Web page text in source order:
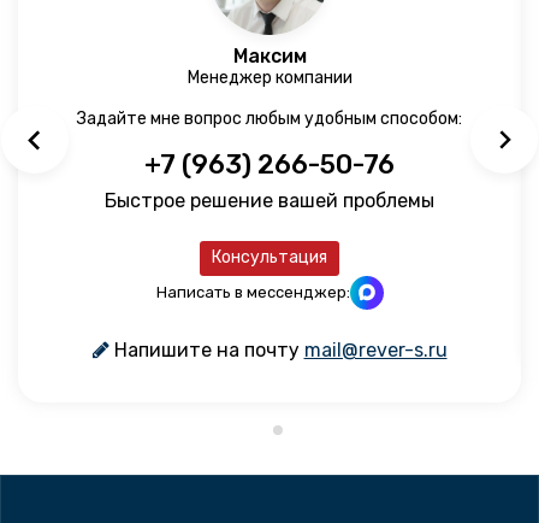
Максим
Менеджер компании
Задайте мне вопрос любым удобным способом:
+7 (963) 266-50-76
Быстрое решение вашей проблемы
Консультация
Написать в мессенджер:
Напишите на почту mail@rever-s.ru